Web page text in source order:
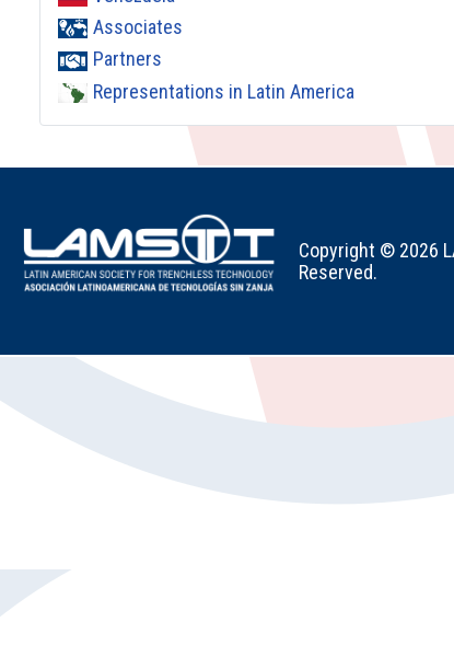
Associates
Partners
Representations in Latin America
Copyright © 2026
Reserved.